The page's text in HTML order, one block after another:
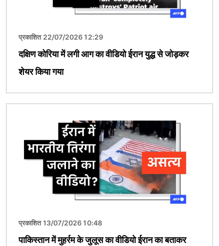
प्रकाशित 22/07/2026 12:29
दक्षिण कोरिया में लगी आग का वीडियो ईरान युद्ध से जोड़कर
शेयर किया गया
प्रकाशित 13/07/2026 10:48
पाकिस्तान में मुहर्रम के जुलूस का वीडियो ईरान का बताकर